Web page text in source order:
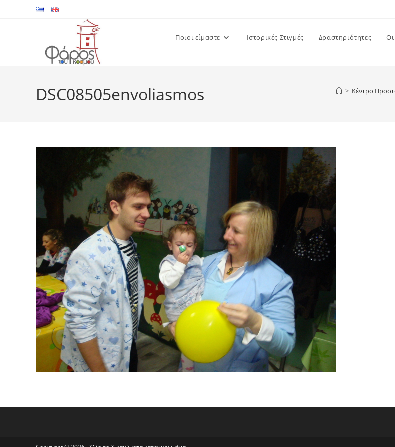
Ποιοι είμαστε Ιστορικές Στιγμές Δραστηριότητες
DSC08505envoliasmos > Κέντρο